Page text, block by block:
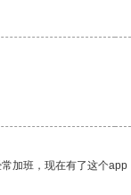
班，现在有了这个app